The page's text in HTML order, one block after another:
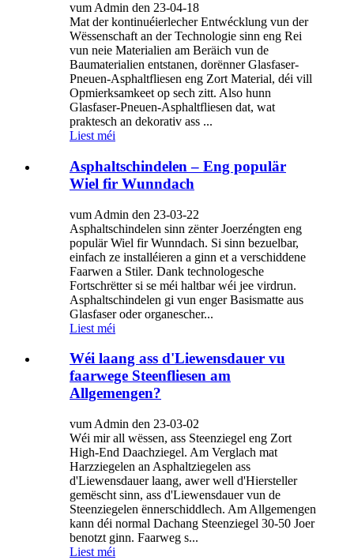
vum Admin den 23-04-18
Mat der kontinuéierlecher Entwécklung vun der
Wëssenschaft an der Technologie sinn eng Rei
vun neie Materialien am Beräich vun de
Baumaterialien entstanen, dorënner Glasfaser-
Pneuen-Asphaltfliesen eng Zort Material, déi vill
Opmierksamkeet op sech zitt. Also hunn
Glasfaser-Pneuen-Asphaltfliesen dat, wat
praktesch an dekorativ ass ...
Liest méi
Asphaltschindelen – Eng populär
Wiel fir Wunndach
vum Admin den 23-03-22
Asphaltschindelen sinn zënter Joerzéngten eng
populär Wiel fir Wunndach. Si sinn bezuelbar,
einfach ze installéieren a ginn et a verschiddene
Faarwen a Stiler. Dank technologesche
Fortschrëtter si se méi haltbar wéi jee virdrun.
Asphaltschindelen gi vun enger Basismatte aus
Glasfaser oder organescher...
Liest méi
Wéi laang ass d'Liewensdauer vu
faarwege Steenfliesen am
Allgemengen?
vum Admin den 23-03-02
Wéi mir all wëssen, ass Steenziegel eng Zort
High-End Daachziegel. Am Verglach mat
Harzziegelen an Asphaltziegelen ass
d'Liewensdauer laang, awer well d'Hiersteller
gemëscht sinn, ass d'Liewensdauer vun de
Steenziegelen ënnerschiddlech. Am Allgemengen
kann déi normal Dachang Steenziegel 30-50 Joer
benotzt ginn. Faarweg s...
Liest méi